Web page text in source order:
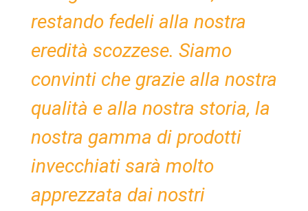
restando fedeli alla nostra
eredità scozzese. Siamo
convinti che grazie alla nostra
qualità e alla nostra storia, la
nostra gamma di prodotti
invecchiati sarà molto
apprezzata dai nostri